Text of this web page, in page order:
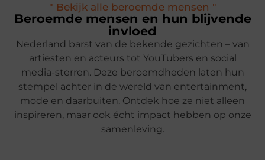
" Bekijk alle beroemde mensen "
Beroemde mensen en hun blijvende
invloed
Nederland barst van de bekende gezichten – van
artiesten en acteurs tot YouTubers en social
media-sterren. Deze beroemdheden laten hun
stempel achter in de wereld van entertainment,
mode en daarbuiten. Ontdek hoe ze niet alleen
inspireren, maar ook écht impact hebben op onze
samenleving.